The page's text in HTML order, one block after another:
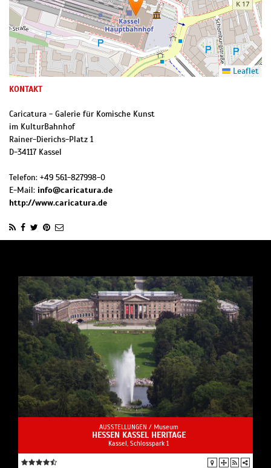
Leaflet
KONTAKT
Caricatura - Galerie für Komische Kunst
im KulturBahnhof
Rainer-Dierichs-Platz 1
D-34117 Kassel
Telefon: +49 561-827998-0
E-Mail: info@caricatura.de
http://www.caricatura.de
AUSSTELLUNGEN / Museum
HESSEN KASSEL HERITAGE
Kassel, Schlosspark 1